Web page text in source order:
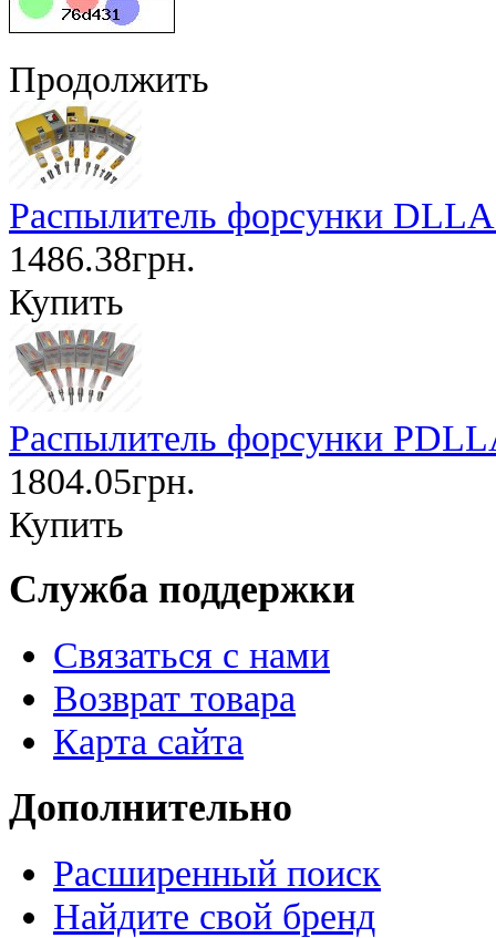
Продолжить
Распылитель форсунки
1486.38грн.
Купить
Распылитель форсунки
1804.05грн.
Купить
Служба поддержки
Связаться с нами
Возврат товара
Карта сайта
Дополнительно
Расширенный поиск
Найдите свой бренд